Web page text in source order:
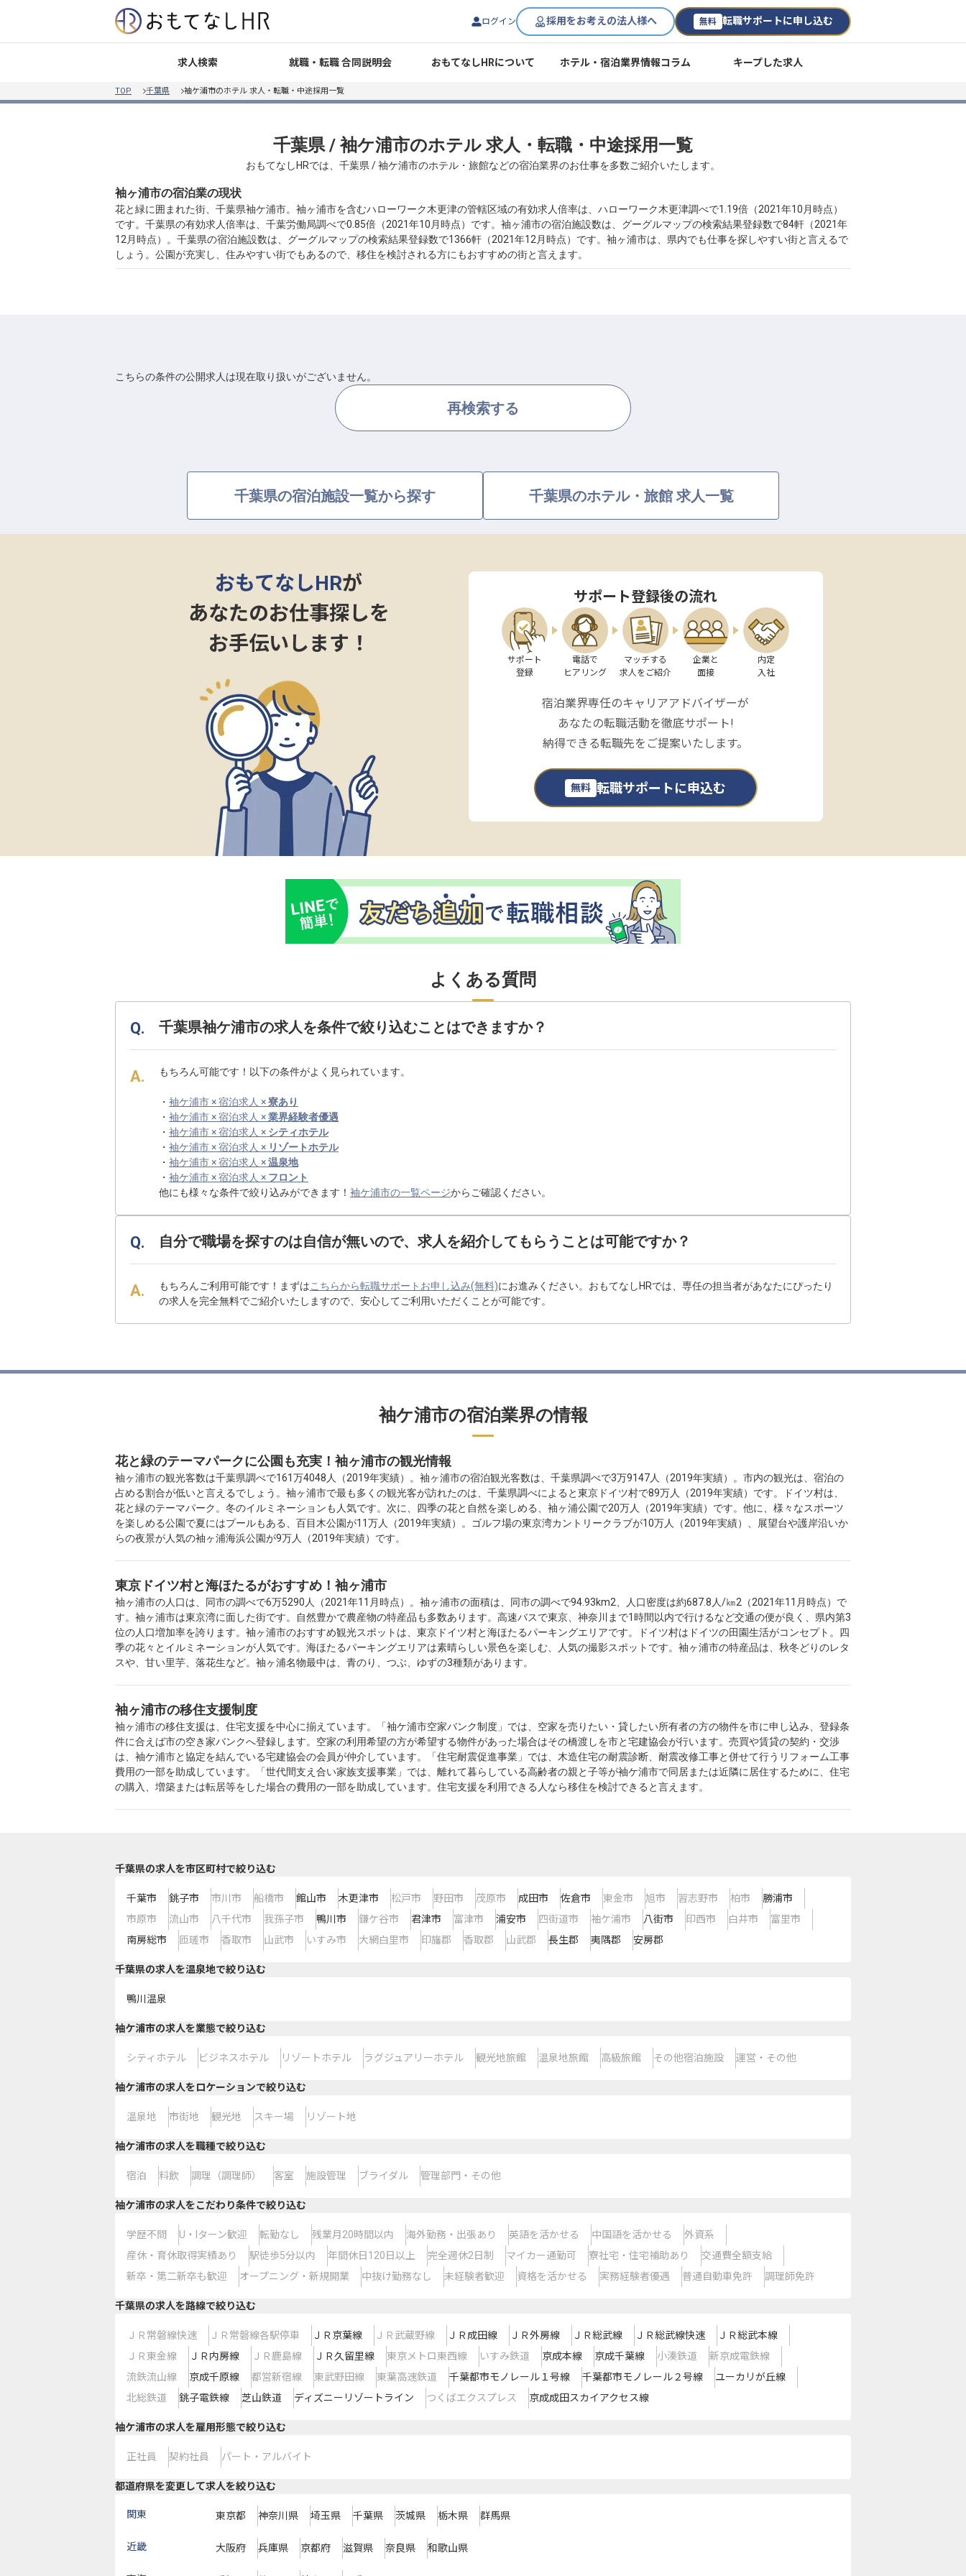
ログイン 採用をお考えの法人様へ 無料 転職サポートに申し込む
求人検索 就職・転職 合同説明会 おもてなしHRについて ホテル・宿泊業界情報コラム キープした求人
TOP 千葉県 袖ケ浦市のホテル 求人・転職・中途採用一覧
千葉県 / 袖ケ浦市のホテル 求人・転職・中途採用一覧
おもてなしHRでは、千葉県 / 袖ケ浦市のホテル・旅館などの宿泊業界のお仕事を多数ご紹介いたします。
袖ヶ浦市の宿泊業の現状
花と緑に囲まれた街、千葉県袖ケ浦市。袖ヶ浦市を含むハローワーク木更津の管轄区域の有効求人倍率は、ハローワーク木更津調べで1.19倍（2021年10月時点）
です。千葉県の有効求人倍率は、千葉労働局調べで0.85倍（2021年10月時点）です。袖ヶ浦市の宿泊施設数は、グーグルマップの検索結果登録数で84軒（2021年
12月時点）。千葉県の宿泊施設数は、グーグルマップの検索結果登録数で1366軒（2021年12月時点）です。袖ヶ浦市は、県内でも仕事を探しやすい街と言えるで
しょう。公園が充実し、住みやすい街でもあるので、移住を検討される方にもおすすめの街と言えます。
こちらの条件の公開求人は現在取り扱いがございません。
再検索する
千葉県の宿泊施設一覧から探す 千葉県のホテル・旅館 求人一覧
おもてなしHRが
あなたのお仕事探しを
お手伝いします！
サポート登録後の流れ
サポート
登録
電話で
ヒアリング
マッチする
求人をご紹介
企業と
面接
内定
入社
宿泊業界専任のキャリアアドバイザーが
あなたの転職活動を徹底サポート!
納得できる転職先をご提案いたします。
無料 転職サポートに申込む
よくある質問
千葉県袖ケ浦市の求人を条件で絞り込むことはできますか？
もちろん可能です！以下の条件がよく見られています。
・ 袖ケ浦市 × 宿泊求人 ×寮あり
・ 袖ケ浦市 × 宿泊求人 ×業界経験者優遇
・ 袖ケ浦市 × 宿泊求人 × シティホテル
・ 袖ケ浦市 × 宿泊求人 × リゾートホテル
・ 袖ケ浦市 × 宿泊求人 ×温泉地
・ 袖ケ浦市 × 宿泊求人 × フロント
他にも様々な条件で絞り込みができます！ 袖ケ浦市の一覧ページからご確認ください。
自分で職場を探すのは自信が無いので、求人を紹介してもらうことは可能ですか？
もちろんご利用可能です！まずはこちらから転職サポートお申し込み(無料)にお進みください。おもてなしHRでは、専任の担当者があなたにぴったり
の求人を完全無料でご紹介いたしますので、安心してご利用いただくことが可能です。
袖ケ浦市の宿泊業界の情報
花と緑のテーマパークに公園も充実！袖ヶ浦市の観光情報
袖ヶ浦市の観光客数は千葉県調べで161万4048人（2019年実績）。袖ヶ浦市の宿泊観光客数は、千葉県調べで3万9147人（2019年実績）。市内の観光は、宿泊の
占める割合が低いと言えるでしょう。袖ヶ浦市で最も多くの観光客が訪れたのは、千葉県調べによると東京ドイツ村で89万人（2019年実績）です。ドイツ村は、
花と緑のテーマパーク。冬のイルミネーションも人気です。次に、四季の花と自然を楽しめる、袖ヶ浦公園で20万人（2019年実績）です。他に、様々なスポーツ
を楽しめる公園で夏にはプールもある、百目木公園が11万人（2019年実績）。ゴルフ場の東京湾カントリークラブが10万人（2019年実績）、展望台や護岸沿いか
らの夜景が人気の袖ヶ浦海浜公園が9万人（2019年実績）です。
東京ドイツ村と海ほたるがおすすめ！袖ヶ浦市
袖ヶ浦市の人口は、同市の調べで6万5290人（2021年11月時点）。袖ヶ浦市の面積は、同市の調べで94.93km2、人口密度は約687.8人/㎞2（2021年11月時点）で
す。袖ヶ浦市は東京湾に面した街です。自然豊かで農産物の特産品も多数あります。高速バスで東京、神奈川まで1時間以内で行けるなど交通の便が良く、県内第3
位の人口増加率を誇ります。袖ヶ浦市のおすすめ観光スポットは、東京ドイツ村と海ほたるパーキングエリアです。ドイツ村はドイツの田園生活がコンセプト。四
季の花々とイルミネーションが人気です。海ほたるパーキングエリアは素晴らしい景色を楽しむ、人気の撮影スポットです。袖ヶ浦市の特産品は、秋冬どりのレタ
スや、甘い里芋、落花生など。袖ヶ浦名物最中は、青のり、つぶ、ゆずの3種類があります。
袖ヶ浦市の移住支援制度
袖ヶ浦市の移住支援は、住宅支援を中心に揃えています。「袖ケ浦市空家バンク制度」では、空家を売りたい・貸したい所有者の方の物件を市に申し込み、登録条
件に合えば市の空き家バンクへ登録します。空家の利用希望の方が希望する物件があった場合はその橋渡しを市と宅建協会が行います。売買や賃貸の契約・交渉
は、袖ケ浦市と協定を結んでいる宅建協会の会員が仲介しています。「住宅耐震促進事業」では、木造住宅の耐震診断、耐震改修工事と併せて行うリフォーム工事
費用の一部を助成しています。「世代間支え合い家族支援事業」では、離れて暮らしている高齢者の親と子等が袖ケ浦市で同居または近隣に居住するために、住宅
の購入、増築または転居等をした場合の費用の一部を助成しています。住宅支援を利用できる人なら移住を検討できると言えます。
千葉県の求人を市区町村で絞り込む
千葉市 銚子市 市川市 船橋市 館山市 木更津市 松戸市 野田市 茂原市 成田市 佐倉市 東金市 旭市 習志野市 柏市
勝浦市
市原市
流山市 八千代市 我孫子市 鴨川市 鎌ケ谷市 君津市 富津市 浦安市 四街道市 袖ケ浦市 八街市 印西市 白井市
富里市
南房総市
匝瑳市 香取市 山武市 いすみ市 大網白里市 印旛郡 香取郡 山武郡 長生郡 夷隅郡 安房郡
千葉県の求人を温泉地で絞り込む
鴨川温泉
袖ケ浦市の求人を業態で絞り込む
シティホテル ビジネスホテル リゾートホテル ラグジュアリーホテル 観光地旅館 温泉地旅館 高級旅館 その他宿泊施設 運営・その他
袖ケ浦市の求人をロケーションで絞り込む
温泉地 市街地 観光地 スキー場 リゾート地
袖ケ浦市の求人を職種で絞り込む
宿泊 料飲 調理（調理師） 客室 施設管理 ブライダル 管理部門・その他
袖ケ浦市の求人をこだわり条件で絞り込む
学歴不問 U・Iターン歓迎 転勤なし 残業月20時間以内 海外勤務・出張あり 英語を活かせる 中国語を活かせる
外資系
産休・育休取得実績あり
駅徒歩5分以内 年間休日120日以上 完全週休2日制 マイカー通勤可 寮社宅・住宅補助あり
交通費全額支給
新卒・第二新卒も歓迎
オープニング・新規開業 中抜け勤務なし 未経験者歓迎 資格を活かせる 実務経験者優遇 普通自動車免許 調理師免許
千葉県の求人を路線で絞り込む
ＪＲ常磐線快速 ＪＲ常磐線各駅停車 ＪＲ京葉線 ＪＲ武蔵野線 ＪＲ成田線 ＪＲ外房線 ＪＲ総武線 ＪＲ総武線快速
ＪＲ総武本線
ＪＲ東金線
ＪＲ内房線 ＪＲ鹿島線 ＪＲ久留里線 東京メトロ東西線 いすみ鉄道 京成本線 京成千葉線 小湊鉄道
新京成電鉄線
流鉄流山線
京成千原線 都営新宿線 東武野田線 東葉高速鉄道 千葉都市モノレール１号線 千葉都市モノレール２号線
ユーカリが丘線
北総鉄道
銚子電鉄線 芝山鉄道 ディズニーリゾートライン つくばエクスプレス 京成成田スカイアクセス線
袖ケ浦市の求人を雇用形態で絞り込む
正社員 契約社員 パート・アルバイト
都道府県を変更して求人を絞り込む
関東 東京都 神奈川県 埼玉県 千葉県 茨城県 栃木県 群馬県
近畿 大阪府 兵庫県 京都府 滋賀県 奈良県 和歌山県